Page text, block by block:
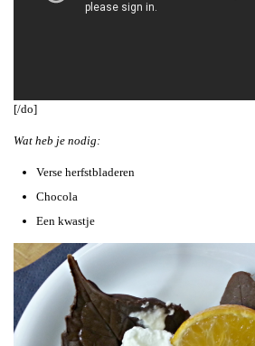
[/do]
Wat heb je nodig:
Verse herfstbladeren
Chocola
Een kwastje